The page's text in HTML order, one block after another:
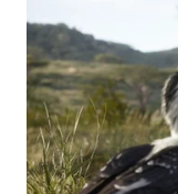
WAHANA
SELEB
WAHANA
PERSONA
WAHANA